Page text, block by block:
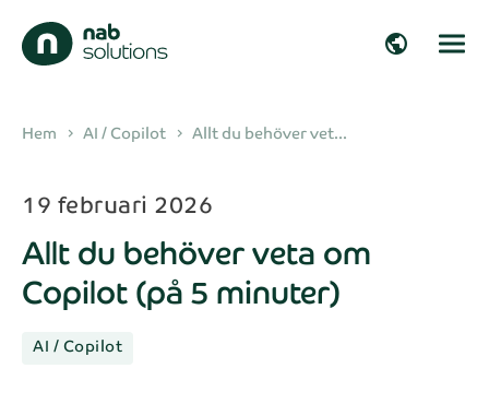
public
Hem chevron_right AI / Copilot chevron_right Allt du behöver vet...
19 februari 2026
Allt du behöver veta om
Copilot (på 5 minuter)
AI / Copilot
close
Få mer information
information om våra lösningar.
Efternamn*
close